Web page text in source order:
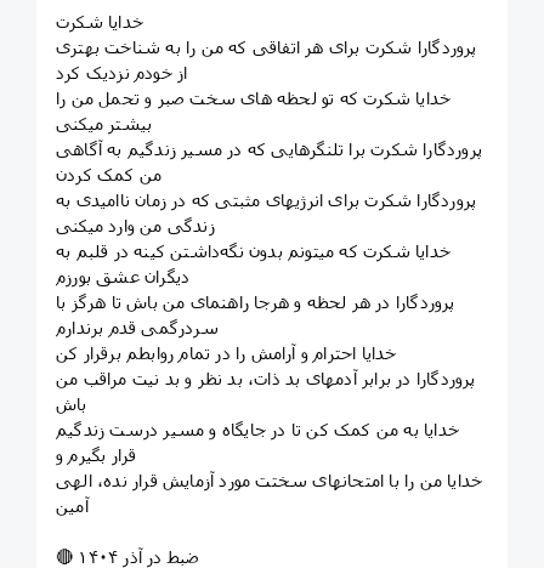
خدایا شکرت
پروردگارا شکرت برای هر اتفاقی که من را به شناخت بهتری
از خودم نزدیک کرد
خدایا شکرت که تو لحظه های سخت صبر و تحمل من را
بیشتر میکنی
پروردگارا شکرت برا تلنگرهایی که در مسیر زندگیم به آگاهی
من کمک کردن
پروردگارا شکرت برای انرژیهای مثبتی که در زمان ناامیدی به
زندگی من وارد میکنی
خدایا شکرت که میتونم بدون نگه‌داشتن کینه در قلبم به
دیگران عشق بورزم
پروردگارا در هر لحظه و هرجا راهنمای من باش تا هرگز با
سردرگمی قدم برندارم
خدایا احترام و آرامش را در تمام روابطم برقرار کن
پروردگارا در برابر آدمهای بد ذات، بد نظر و بد نیت مراقب من
باش
خدایا به من کمک کن تا در جایگاه و مسیر درست زندگیم
قرار بگیرم و
خدایا من را با امتحانهای سختت مورد آزمایش قرار نده، الهی
آمین
🔴 ضبط در آذر ۱۴۰۴